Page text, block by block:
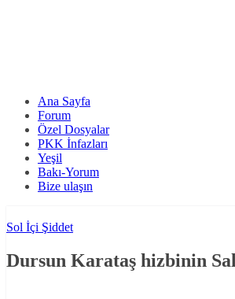
Ana Sayfa
Forum
Özel Dosyalar
PKK İnfazları
Yeşil
Bakı-Yorum
Bize ulaşın
Sol İçi Şiddet
Dursun Karataş hizbinin